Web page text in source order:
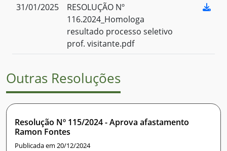
31/01/2025
RESOLUÇÃO Nº
116.2024_Homologa
resultado processo seletivo
prof. visitante.pdf
Outras Resoluções
Resolução Nº 115/2024 - Aprova afastamento
Ramon Fontes
Publicada em 20/12/2024